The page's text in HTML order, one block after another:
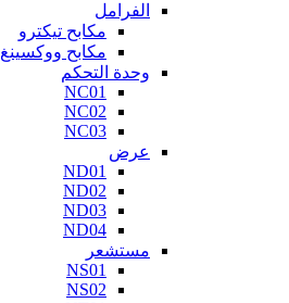
الفرامل
مكابح تيكترو
مكابح ووكسينغ
وحدة التحكم
NC01
NC02
NC03
عرض
ND01
ND02
ND03
ND04
مستشعر
NS01
NS02